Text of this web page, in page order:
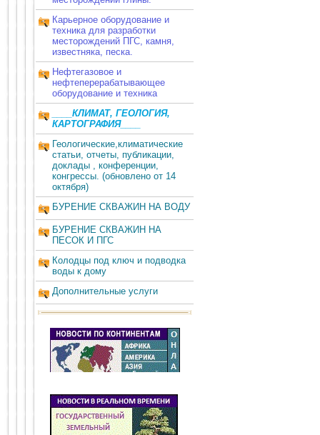
Карьерное оборудование и
техника для разработки
месторождений ПГС, камня,
известняка, песка.
Нефтегазовое и
нефтеперерабатывающее
оборудование и техника
____КЛИМАТ, ГЕОЛОГИЯ,
КАРТОГРАФИЯ____
Геологические,климатические
статьи, отчеты, публикации,
доклады , конференции,
конгрессы. (обновлено от 14
октября)
БУРЕНИЕ СКВАЖИН НА ВОДУ
БУРЕНИЕ СКВАЖИН НА
ПЕСОК И ПГС
Колодцы под ключ и подводка
воды к дому
Дополнительные услуги